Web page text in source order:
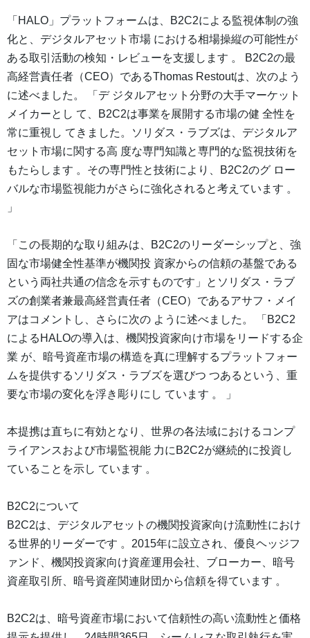
「HALO」プラットフォームは、B2C2による監視体制の強
化と、デジタルアセット市場 における相場操縦の可能性が
ある取引活動の検知・レビューを支援します 。 B2C2の最
高経営責任者（CEO）であるThomas Restoutは、次のよう
に述べました。 「デ ジタルアセット分野の大手マーケット
メイカーとし て、B2C2は事業を展開する市場の健 全性を
常に重視し てきました。ソリダス・ラブズは、デジタルア
セット市場に関する高 度な専門知識と専門的な監視技術を
もたらします 。その専門性と技術により、B2C2のグ ロー
バルな市場監視能力がさらに強化されると考えています 。
」
「この長期的な取り組みは、B2C2のリーダーシップと、強
固な市場健全性基準が機関投 資家からの信頼の基盤である
という両社共通の信念を示すものです」とソリダス・ラブ
ズの創業者兼最高経営責任者（CEO）であるアサフ・メイ
アはコメントし、さらに次の ように述べました。 「B2C2
によるHALOの導入は、機関投資家向け市場をリードする企
業 が、暗号資産市場の構造を真に理解するプラットフォー
ムを提供するソリダス・ラブズを選びつ つあるという、重
要な市場の変化を浮き彫りにし ています 。 」
本提携は直ちに有効となり、世界の各法域におけるコンプ
ライアンスおよび市場監視能 力にB2C2が継続的に投資し
ていることを示し ています 。
B2C2について
B2C2は、デジタルアセットの機関投資家向け流動性におけ
る世界的リーダーです 。2015年に設立され、優良ヘッジフ
ァンド、機関投資家向け資産運用会社、ブローカー、暗号
資産取引所、暗号資産関連財団から信頼を得ています 。
B2C2は、暗号資産市場において信頼性の高い流動性と価格